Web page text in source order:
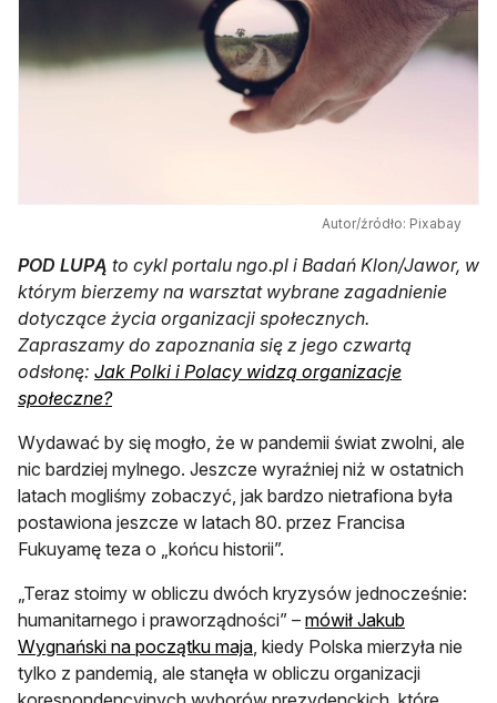
Autor/źródło: Pixabay
POD LUPĄ to cykl portalu ngo.pl i Badań Klon/Jawor, w
którym bierzemy na warsztat wybrane zagadnienie
dotyczące życia organizacji społecznych.
Zapraszamy do zapoznania się z jego czwartą
odsłonę: Jak Polki i Polacy widzą organizacje
społeczne?
Wydawać by się mogło, że w pandemii świat zwolni, ale
nic bardziej mylnego. Jeszcze wyraźniej niż w ostatnich
latach mogliśmy zobaczyć, jak bardzo nietrafiona była
postawiona jeszcze w latach 80. przez Francisa
Fukuyamę teza o „końcu historii”.
„Teraz stoimy w obliczu dwóch kryzysów jednocześnie:
humanitarnego i praworządności” – mówił Jakub
Wygnański na początku maja, kiedy Polska mierzyła nie
tylko z pandemią, ale stanęła w obliczu organizacji